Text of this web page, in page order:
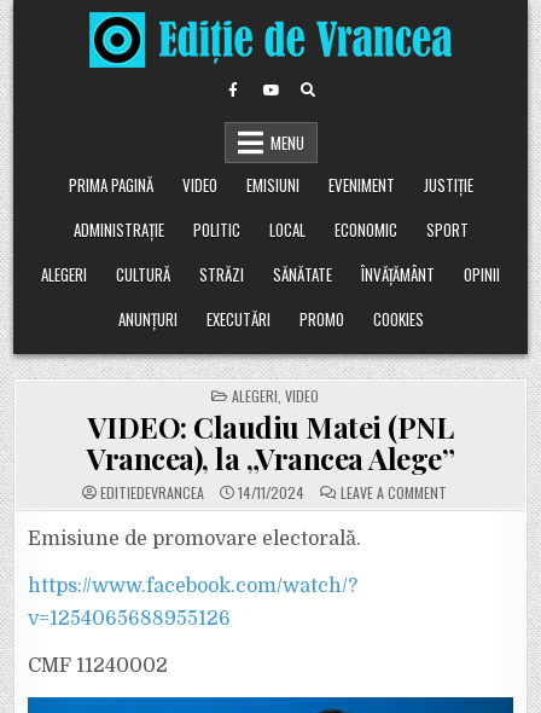
Skip
to
content
MENU
PRIMA PAGINĂ
VIDEO EMISIUNI EVENIMENT
JUSTIȚIE
ADMINISTRAȚIE
POLITIC LOCAL ECONOMIC
SPORT
ALEGERI
CULTURĂ STRĂZI SĂNĂTATE ÎNVĂȚĂMÂNT
OPINII
ANUNȚURI
EXECUTĂRI PROMO COOKIES
POSTED
IN
ALEGERI VIDEO
VIDEO: Claudiu Matei (PNL
Vrancea), la „Vrancea Alege”
EDITIEDEVRANCEA 14/11/2024 LEAVE A COMMENT
VIDEO:
Emisiune de promovare electorală.
https://www.facebook.com/watch/?
v=1254065688955126
CMF 11240002